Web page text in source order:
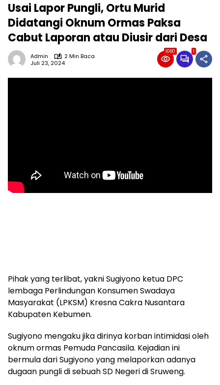
Usai Lapor Pungli, Ortu Murid
Didatangi Oknum Ormas Paksa
Cabut Laporan atau Diusir dari Desa
Admin
2 Min Baca
Juli 23, 2024
1080 1
Pihak yang terlibat, yakni Sugiyono ketua DPC
lembaga Perlindungan Konsumen Swadaya
Masyarakat (LPKSM) Kresna Cakra Nusantara
Kabupaten Kebumen.
Sugiyono mengaku jika dirinya korban intimidasi oleh
oknum ormas Pemuda Pancasila. Kejadian ini
bermula dari Sugiyono yang melaporkan adanya
dugaan pungli di sebuah SD Negeri di Sruweng.